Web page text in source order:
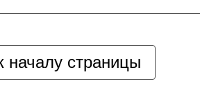
началу страницы